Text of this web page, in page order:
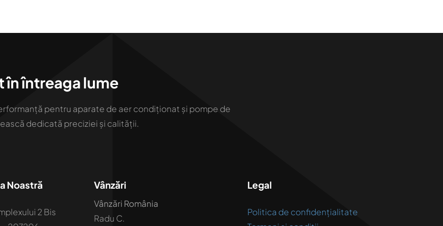
în întreaga lume
pentru aparate de aer condiționat și pompe de
dedicată preciziei și calității.
Noastră
2 Bis
Vânzări
Vânzări România
Radu C.
Legal
Politica de confidențialitate